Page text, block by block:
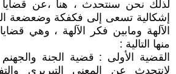
لذلك نحن سنتحدث ، هنا ،عن
إشكالية تسعى إلى فكفكة وضعضعة
الآلهة ومابين فكر الآلهة ، وهي
منها التالية :
القضية الأولى : قضية الجنة
لانتحدث عن المعنى التبريري